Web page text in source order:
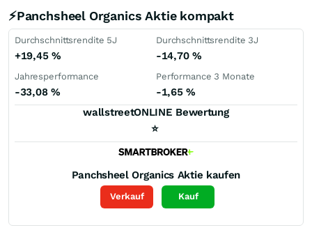
⚡Panchsheel Organics Aktie kompakt
Durchschnittsrendite 5J
+19,45 %
Durchschnittsrendite 3J
-14,70 %
Jahresperformance
-33,08 %
Performance 3 Monate
-1,65%
wallstreetONLINE Bewertung
⭐
Panchsheel Organics Aktie kaufen
Verkauf Kauf